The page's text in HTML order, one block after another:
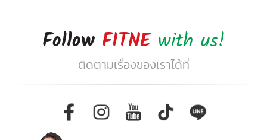
Follow FITNE with us!
ติดตามเรื่องของเราได้ที่